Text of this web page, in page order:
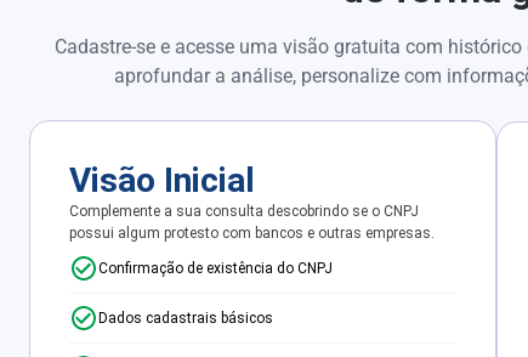
Cadastre-se e acesse uma visão gratuita com
aprofundar a análise, personalize com
Visão Inicial
Complemente a sua consulta descobrindo se o CNPJ
possui algum protesto com bancos e outras empresas.
Confirmação de existência do CNPJ
Dados cadastrais básicos